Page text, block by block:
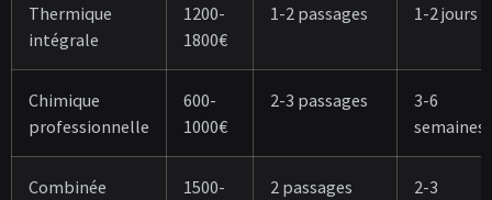
Thermique
intégrale
1200-
1800€
1-2 passages 1-2 jours
Chimique
professionnelle
600-
1000€
2-3 passages
3-6
semaines
Combinée
1500-
2 passages
2-3